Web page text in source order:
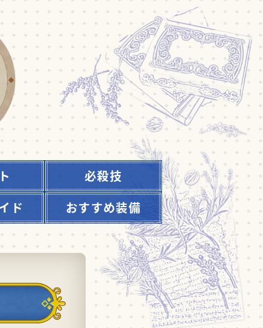
必殺技
ド
おすすめ装備